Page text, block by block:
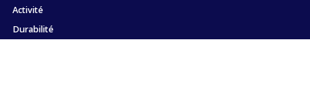
Activité
Durabilité